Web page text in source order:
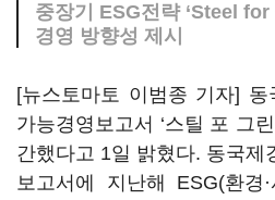
중장기 ESG전략 ‘Steel
경영 방향성 제시
[뉴스토마토 이범종 기자] 동
가능경영보고서 ‘스틸 포 그
간했다고 1일 밝혔다. 동국제
보고서에 지난해 ESG(환경